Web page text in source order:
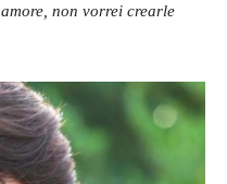
non vorrei crearle